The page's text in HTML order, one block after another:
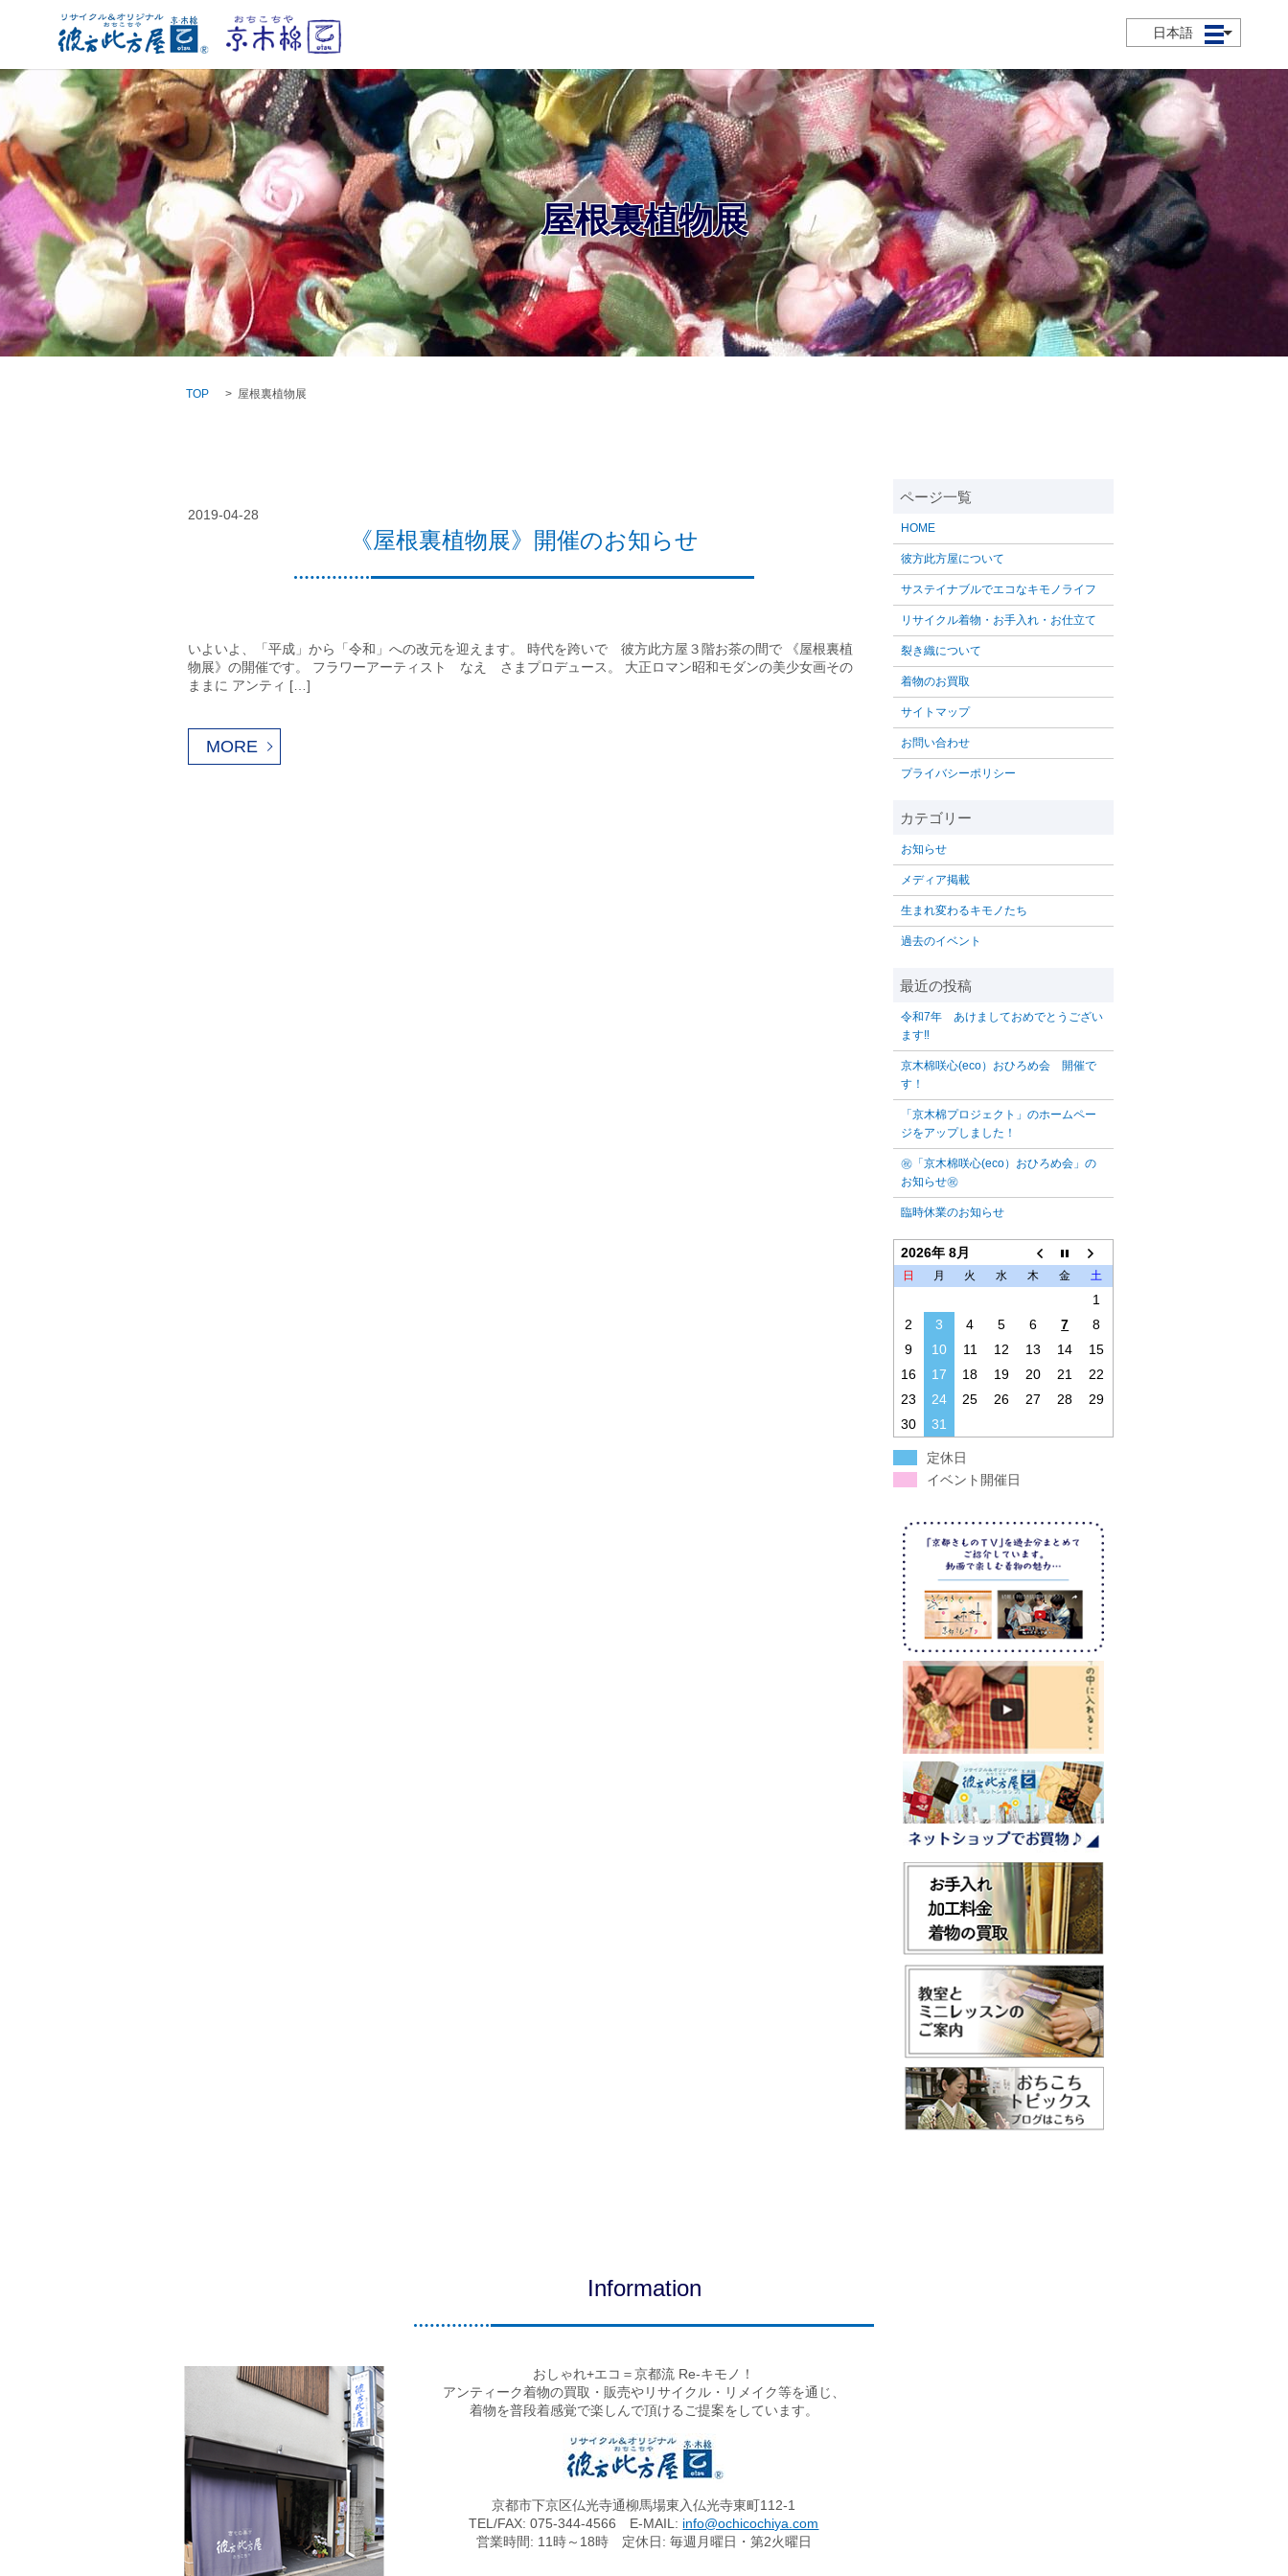
日本語
メニュー
屋根裏植物展
TOP 屋根裏植物展
2019-04-28
《屋根裏植物展》開催のお知らせ
いよいよ、「平成」から「令和」への改元を迎えます。 時代を跨いで 彼方此方屋３階お茶の間で 《屋根裏植
物展》の開催です。 フラワーアーティスト なえ さまプロデュース。 大正ロマン昭和モダンの美少女画その
ままに アンティ […]
MORE
HOME
彼方此方屋について
サステイナブルでエコなキモノライフ
リサイクル着物・お手入れ・お仕立て
裂き織について
着物のお買取
サイトマップ
お問い合わせ
プライバシーポリシー
お知らせ
メディア掲載
生まれ変わるキモノたち
過去のイベント
令和7年 あけましておめでとうござい
ます‼️
京木棉咲心(eco）おひろめ会 開催で
す！
「京木棉プロジェクト」のホームペー
ジをアップしました！
㊗「京木棉咲心(eco）おひろめ会」の
お知らせ㊗
臨時休業のお知らせ
2026年 8月
日 月 火 水 木 金 土
1
2
3 4 5 6 7
8
9
10 11 12 13 14
15
16
17 18 19 20 21
22
23
24 25 26 27 28
29
30
31
定休日
イベント開催日
Information
おしゃれ+エコ＝京都流 Re-キモノ！
アンティーク着物の買取・販売やリサイクル・リメイク等を通じ、
着物を普段着感覚で楽しんで頂けるご提案をしています。
京都市下京区仏光寺通柳馬場東入仏光寺東町112-1
TEL/FAX: 075-344-4566 E-MAIL: info@ochicochiya.com
営業時間: 11時～18時 定休日: 毎週月曜日・第2火曜日